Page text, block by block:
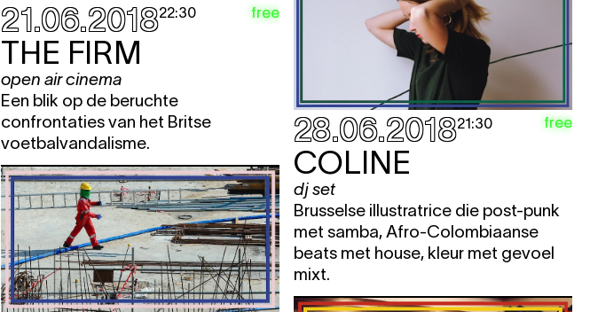
21.06.201822:30 free
THE FIRM
open air cinema
Een blik op de beruchte
confrontaties van het Britse
voetbalvandalisme.
28.06.201821:30 free
COLINE
dj set
Brusselse illustratrice die post-punk
met samba, Afro-Colombiaanse
beats met house, kleur met gevoel
mixt.